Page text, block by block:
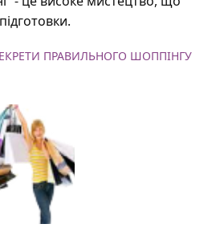
ПРАВИЛЬНОГО ШОППІНГУ